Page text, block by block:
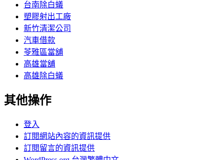
台南除白蟻
塑膠射出工廠
新竹清潔公司
汽車借款
苓雅區當舖
高雄當舖
高雄除白蟻
其他操作
登入
訂閱網站內容的資訊提供
訂閱留言的資訊提供